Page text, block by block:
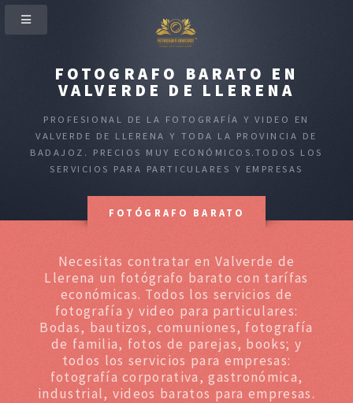
FOTOGRAFO BARATO EN
VALVERDE DE LLERENA
PROFESIONAL DE LA FOTOGRAFÍA Y VIDEO EN
VALVERDE DE LLERENA Y TODA LA PROVINCIA DE
BADAJOZ. PRECIOS MUY ECONÓMICOS.TODOS LOS
SERVICIOS PARA PARTICULARES Y EMPRESAS
FOTÓGRAFO BARATO
Necesitas contratar en Valverde de
Llerena un fotógrafo barato con tarífas
económicas. Todos los servicios de
fotografía y video para particulares:
Bodas, bautizos, comuniones, fotografía
de familia, fotos de parejas, books; y
todos los servicios para empresas:
fotografía corporativa, gastronómica,
industrial, videos baratos para empresas.